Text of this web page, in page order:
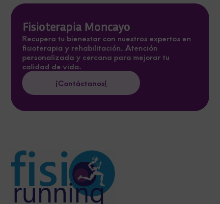
Fisioterapia Moncayo
Recupera tu bienestar con nuestros expertos en
fisioterapia y rehabilitación. Atención
personalizada y cercana para mejorar tu
calidad de vida.
¡Contáctanos!